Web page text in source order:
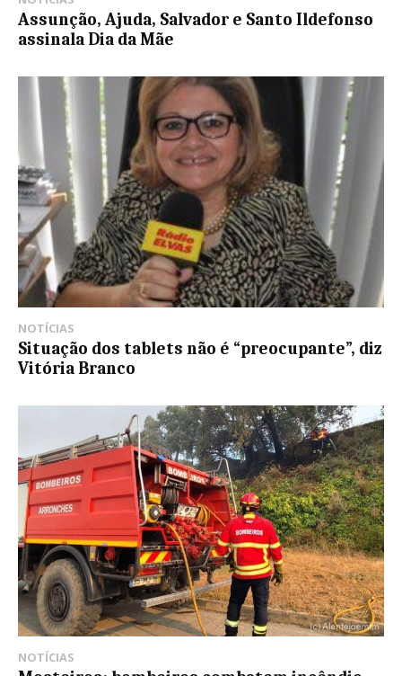
Assunção, Ajuda, Salvador e Santo Ildefonso
assinala Dia da Mãe
NOTÍCIAS
Situação dos tablets não é “preocupante”, diz
Vitória Branco
NOTÍCIAS